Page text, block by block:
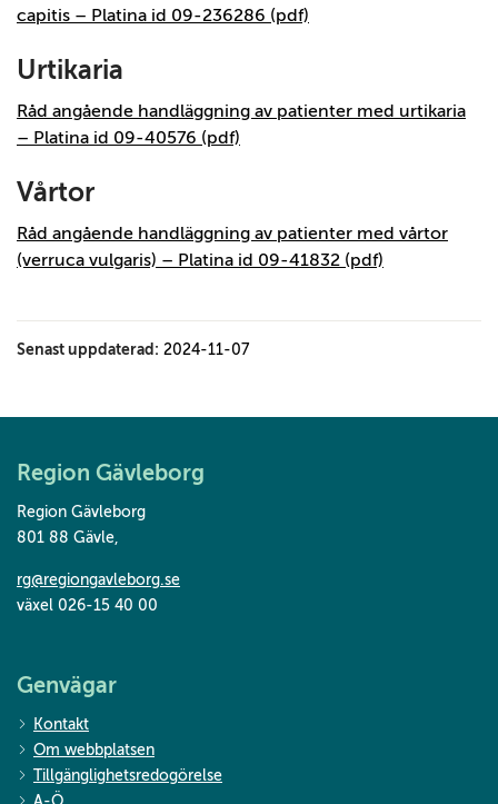
capitis – Platina id 09-236286 (pdf)
Urtikaria
Råd angående handläggning av patienter med urtikaria
– Platina id 09-40576 (pdf)
Vårtor
Råd angående handläggning av patienter med vårtor
(verruca vulgaris) – Platina id 09-41832 (pdf)
Senast uppdaterad: 2024-11-07
Region Gävleborg
Region Gävleborg
801 88 Gävle,
rg@regiongavleborg.se
växel 026-15 40 00
Genvägar
Kontakt
Om webbplatsen
Tillgänglighetsredogörelse